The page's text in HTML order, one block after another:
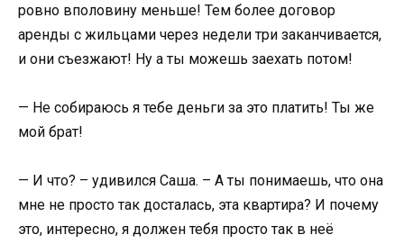
ровно вполовину меньше! Тем более договор
аренды с жильцами через недели три заканчивается,
и они съезжают! Ну а ты можешь заехать потом!
— Не собираюсь я тебе деньги за это платить! Ты же
мой брат!
— И что? – удивился Саша. – А ты понимаешь, что она
мне не просто так досталась, эта квартира? И почему
это, интересно, я должен тебя просто так в неё